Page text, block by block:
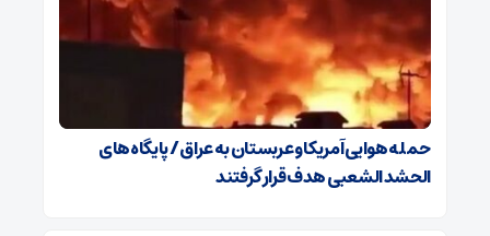
حمله هوایی آمریکا و عربستان به عراق / پایگاه‌های
الحشد الشعبی هدف قرار گرفتند